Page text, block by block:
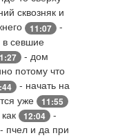
сквозняк и
11:07
-
в севшие
- дом
потому что
- начать на
уже 11:55
12:04
-
- пчел и да при